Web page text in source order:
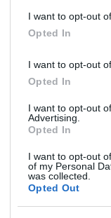
I want to opt-out
Opted In
I want to opt-out
Opted In
I want to opt-out
Advertising.
Opted In
I want to opt-out
of my Personal
was collected.
Opted Out